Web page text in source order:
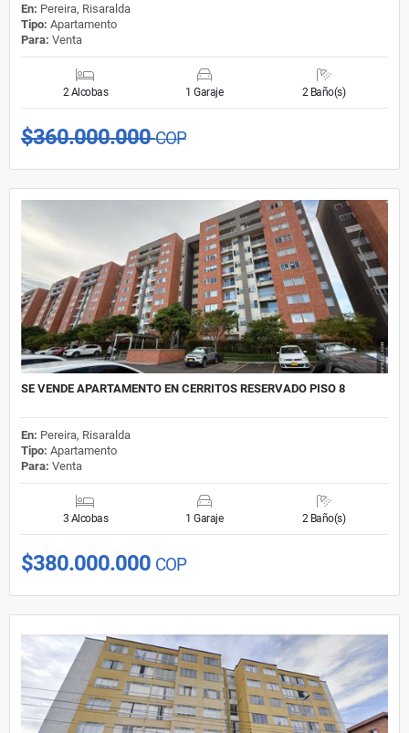
En: Pereira, Risaralda
Tipo: Apartamento
Para: Venta
2 Alcobas 1 Garaje 2 Baño(s)
$360.000.000COP
SE VENDE APARTAMENTO EN CERRITOS RESERVADO PISO 8
En: Pereira, Risaralda
Tipo: Apartamento
Para: Venta
3 Alcobas 1 Garaje 2 Baño(s)
$380.000.000 COP